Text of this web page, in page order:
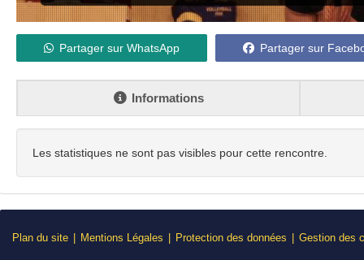
BEAUJOLAIS
Partager sur WhatsApp Partager sur
Informations
Les statistiques ne sont pas visibles pour cette rencontre.
Plan du site Mentions Légales Protection des données Gestion des